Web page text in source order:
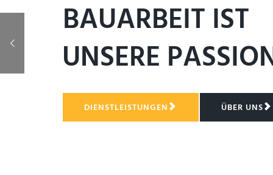
BAUARBEIT IST
UNSERE PASSIO
DIENSTLEISTUNGEN ÜBER UNS